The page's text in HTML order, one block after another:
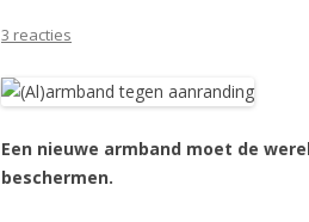
3 reacties
Een nieuwe armband moet de
beschermen.